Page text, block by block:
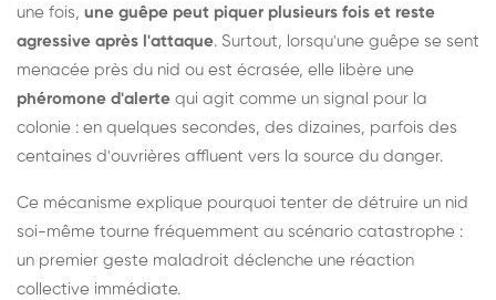
une fois, une guêpe peut piquer plusieurs fois et reste
agressive après l'attaque. Surtout, lorsqu'une guêpe se sent
menacée près du nid ou est écrasée, elle libère une
phéromone d'alerte qui agit comme un signal pour la
colonie : en quelques secondes, des dizaines, parfois des
centaines d'ouvrières affluent vers la source du danger.
Ce mécanisme explique pourquoi tenter de détruire un nid
soi-même tourne fréquemment au scénario catastrophe :
un premier geste maladroit déclenche une réaction
collective immédiate.